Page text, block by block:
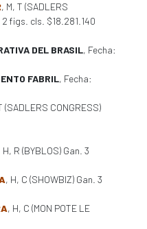
, M, T (SADLERS
2 figs. cls. $18.281.140
DEL BRASIL, Fecha:
FABRIL, Fecha:
(SADLERS CONGRESS)
H, R (BYBLOS) Gan. 3
, H, C (SHOWBIZ) Gan. 3
, H, C (MON POTE LE